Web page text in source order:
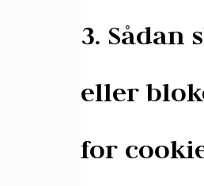
3. Sådan
eller
for